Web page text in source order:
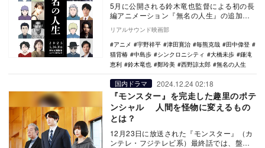
5月に公開される鈴木竜也監督による初の長
編アニメーション『無名の人生』の追加キ
ャストとして、田中偉登、宇野祥平、猫背
椿、鄭玲美、…
リアルサウンド映画部
アニメ
宇野祥平 津田寛治 毎熊克哉
田中偉登
猫背椿
中島歩 シンクロニシティ 大橋未歩
鎌滝
恵利
鈴木竜也 鄭玲美 西野諒太郎 無名の人生
国内ドラマ 2024.12.24 02:18
『モンスター』を完走した趣里のポテ
ンシャル 人間を怪物に変えるもの
とは？
12月23日に放送された『モンスター』（カ
ンテレ・フジテレビ系）最終話では、盤面